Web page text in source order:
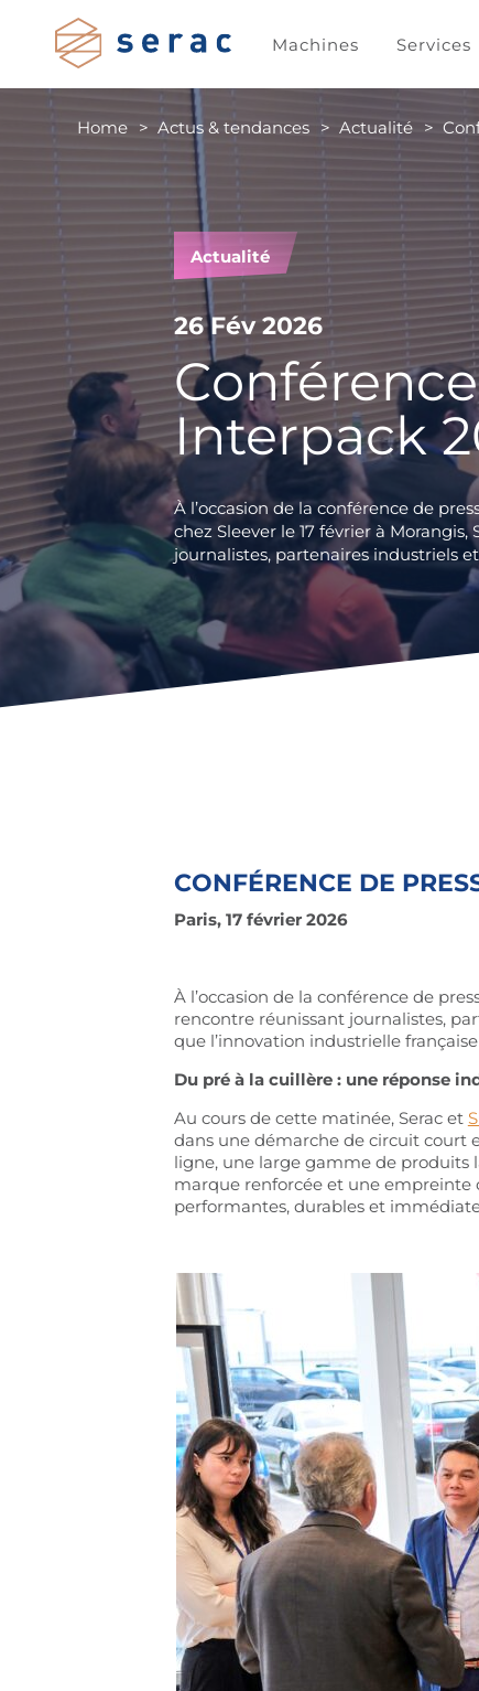
Machines Services
Home Actus & tendances Actualité
Actualité
26 Fév 2026
Interpack
À l’occasion de la conférence de
chez Sleever le 17 février à
journalistes, partenaires industriels
CONFÉRENCE DE
Paris, 17 février 2026
À l’occasion de la conférence de
rencontre réunissant journalistes,
que l’innovation industrielle
Du pré à la cuillère : une réponse
Au cours de cette matinée, Serac et
dans une démarche de circuit court
ligne, une large gamme de produits
marque renforcée et une empreinte
performantes, durables et